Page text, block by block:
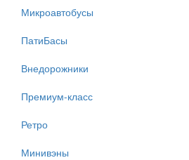
Микроавтобусы
ПатиБасы
Внедорожники
Премиум-класс
Ретро
Минивэны